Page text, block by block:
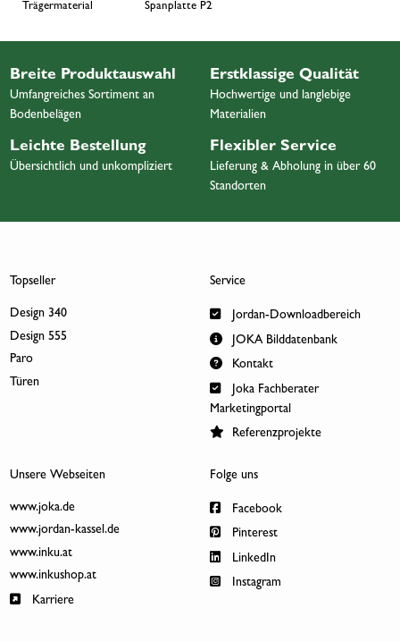
Trägermaterial Spanplatte P2
Breite Produktauswahl
Umfangreiches Sortiment an
Bodenbelägen
Erstklassige Qualität
Hochwertige und langlebige
Materialien
Leichte Bestellung
Übersichtlich und unkompliziert
Flexibler Service
Lieferung & Abholung in über 60
Standorten
Topseller
Design 340
Design 555
Paro
Türen
Service
Jordan-Downloadbereich
JOKA Bilddatenbank
Kontakt
Joka Fachberater
Marketingportal
Referenzprojekte
Unsere Webseiten
www.joka.de
www.jordan-kassel.de
www.inku.at
www.inkushop.at
Karriere
Folge uns
Facebook
Pinterest
LinkedIn
Instagram